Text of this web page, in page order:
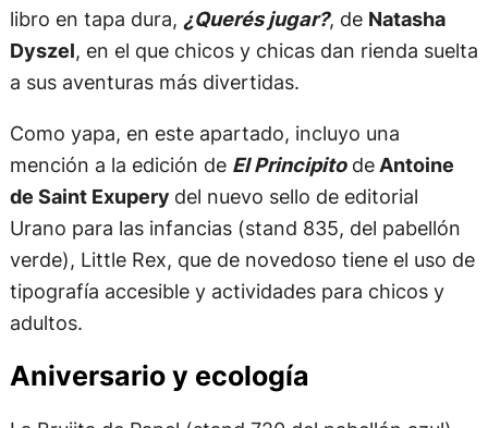
libro en tapa dura, ¿Querés jugar?, de Natasha
Dyszel, en el que chicos y chicas dan rienda suelta
a sus aventuras más divertidas.
Como yapa, en este apartado, incluyo una
mención a la edición de El PrincipitodeAntoine
de Saint Exupery del nuevo sello de editorial
Urano para las infancias (stand 835, del pabellón
verde), Little Rex, que de novedoso tiene el uso de
tipografía accesible y actividades para chicos y
adultos.
Aniversario y ecología